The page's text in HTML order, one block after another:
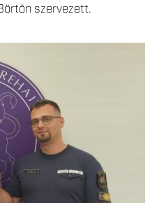
szervezett.